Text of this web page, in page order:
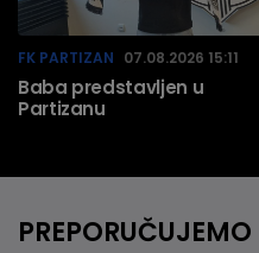
FK PARTIZAN 07.08.2026 15:11
Baba predstavljen u
Partizanu
PREPORUČUJEMO